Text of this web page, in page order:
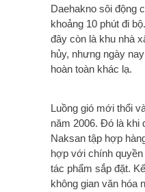
Daehakno sôi động
khoảng 10 phút đi
đây còn là khu nhà
hủy, nhưng ngày
hoàn toàn khác lạ.
Luồng gió mới thổi
năm 2006. Đó là khi
Naksan tập hợp
hợp với chính
tác phẩm sắp đặt.
không gian văn hóa